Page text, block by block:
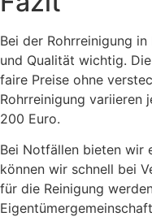
Bei der Rohrreinigung
und Qualität wichtig.
faire Preise ohne
Rohrreinigung variieren
200 Euro.
Bei Notfällen bieten wir
können wir schnell bei
für die Reinigung